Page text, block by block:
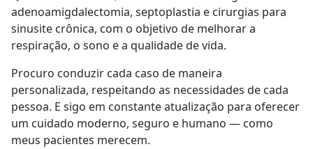
adenoamigdalectomia, septoplastia e cirurgias para
sinusite crônica, com o objetivo de melhorar a
respiração, o sono e a qualidade de vida.
Procuro conduzir cada caso de maneira
personalizada, respeitando as necessidades de cada
pessoa. E sigo em constante atualização para oferecer
um cuidado moderno, seguro e humano — como
meus pacientes merecem.